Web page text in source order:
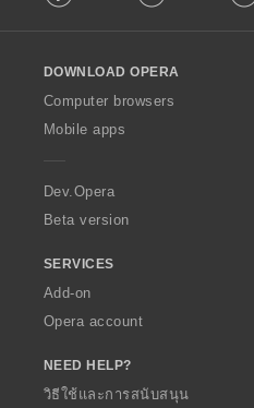
w
O
p
a
DOWNLOAD OPERA
Computer browsers
Mobile apps
Dev.Opera
Beta version
SERVICES
Add-on
Opera account
NEED HELP?
วิธีใช้และการสนับสนุน